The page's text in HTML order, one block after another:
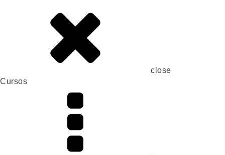
close
Cursos